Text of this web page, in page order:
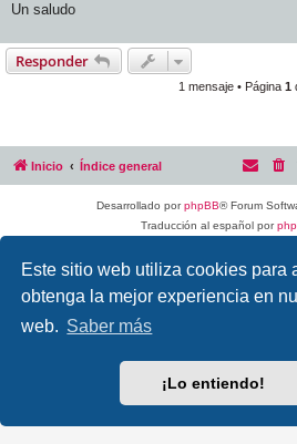
Este sitio web utiliza cookies para
obtenga la mejor experiencia en
web. Saber más
¡Lo entiendo!
Un saludo
Responder
1 mensaje • Página 1
Inicio Índice general
Desarrollado porphpBB® Forum
Traducción al español por